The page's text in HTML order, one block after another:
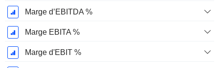
Marge d’EBITDA %
Marge EBITA %
Marge d'EBIT %